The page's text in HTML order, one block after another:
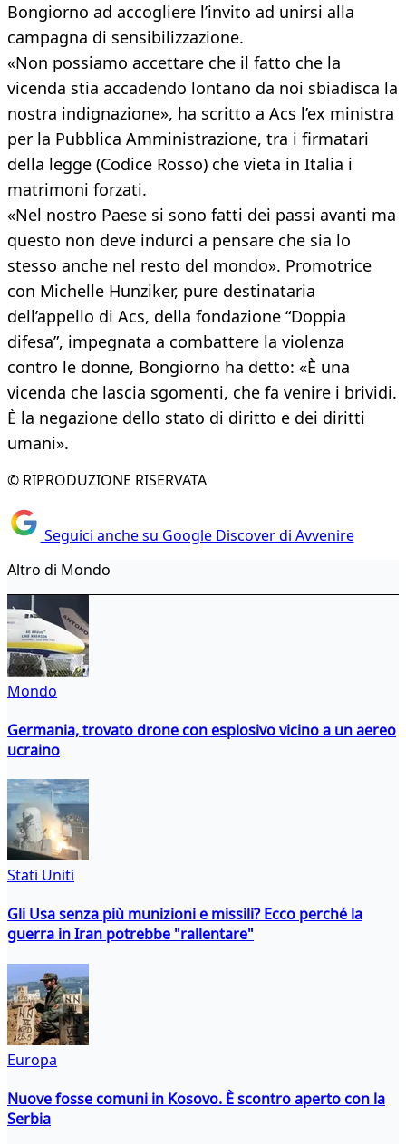
Bongiorno ad accogliere l’invito ad unirsi alla
campagna di sensibilizzazione.
«Non possiamo accettare che il fatto che la
vicenda stia accadendo lontano da noi sbiadisca la
nostra indignazione», ha scritto a Acs l’ex ministra
per la Pubblica Amministrazione, tra i firmatari
della legge (Codice Rosso) che vieta in Italia i
matrimoni forzati.
«Nel nostro Paese si sono fatti dei passi avanti ma
questo non deve indurci a pensare che sia lo
stesso anche nel resto del mondo». Promotrice
con Michelle Hunziker, pure destinataria
dell’appello di Acs, della fondazione “Doppia
difesa”, impegnata a combattere la violenza
contro le donne, Bongiorno ha detto: «È una
vicenda che lascia sgomenti, che fa venire i brividi.
È la negazione dello stato di diritto e dei diritti
umani».
© RIPRODUZIONE RISERVATA
Seguici anche su Google Discover di Avvenire
Altro di Mondo
Mondo
Germania, trovato drone con esplosivo vicino a un aereo
ucraino
Stati Uniti
Gli Usa senza più munizioni e missili? Ecco perché la
guerra in Iran potrebbe "rallentare"
Europa
Nuove fosse comuni in Kosovo. È scontro aperto con la
Serbia